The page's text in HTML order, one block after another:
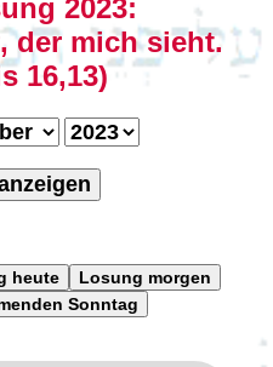
2023:
der mich sieht.
16,13)
heute
Losung morgen
Sonntag